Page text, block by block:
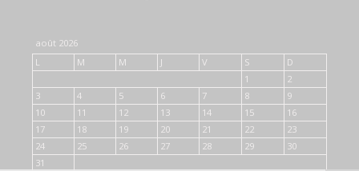
août 2026
L
M M J V S
D
1
2
3
4 5 6 7 8
9
10
11 12 13 14 15
16
17
18 19 20 21 22
23
24
25 26 27 28 29
30
31